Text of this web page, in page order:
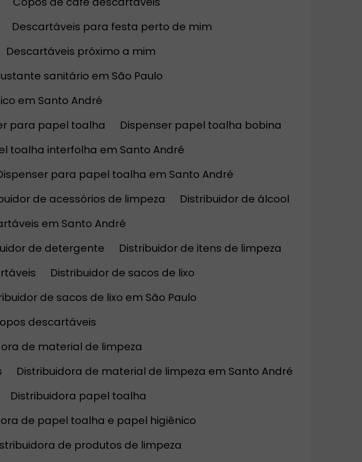
Descartáveis para festa perto de mim
Descartáveis próximo a mim
sanitário em São Paulo
em Santo André
para papel toalha
Dispenser papel toalha bobina
toalha interfolha em Santo André
Dispenser para papel toalha em Santo André
de acessórios de limpeza
Distribuidor de álcool
em Santo André
de detergente
Distribuidor de itens de limpeza
Distribuidor de sacos de lixo
de sacos de lixo em São Paulo
descartáveis
de material de limpeza
Distribuidora de material de limpeza em Santo André
Distribuidora papel toalha
de papel toalha e papel higiênico
de produtos de limpeza